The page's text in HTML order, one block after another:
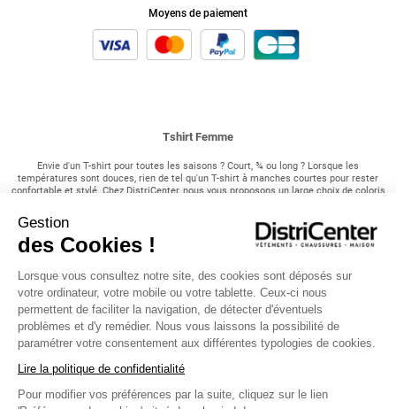
Gestion
des Cookies !
Lorsque vous consultez notre site, des cookies sont déposés sur
votre ordinateur, votre mobile ou votre tablette. Ceux-ci nous
permettent de faciliter la navigation, de détecter d'éventuels
problèmes et d'y remédier. Nous vous laissons la possibilité de
paramétrer votre consentement aux différentes typologies de cookies.
Lire la politique de confidentialité
Pour modifier vos préférences par la suite, cliquez sur le lien
Tshirt Femme
Envie d'un T-shirt pour toutes les saisons ? Court, ¾ ou long ? Lorsque les
températures sont douces, rien de tel qu'un T-shirt à manches courtes pour rester
confortable et stylé. Chez DistriCenter, nous vous proposons un large choix de coloris
envies ! Associé à un pantalon fluide ou un short, le T-shirt est l'option idéale pour
profiter pleinement du soleil et rester au frais pendant les journées estivales.
Pour les saisons intermédiaires, où les températures sont plus fraîches mais pas
encore hivernales, optez pour nos T-shirts à manches ¾. Disponibles dans un large
choix de motifs, de couleurs et de styles, ils ajoutent une touche de style à votre
tenue tout en vous offrant un peu plus de chaleur. Parfaits pour les journées
automnales ou les soirées fraîches d'été, ces T-shirts sont polyvalents et faciles à
assortir avec différents vêtements. Enfin, lorsque l'hiver s'installe et que le froid se
Porté sous un manteau pour vos sorties en extérieur ou sous un pull confortable pour
de votre garde-robe hivernale ! Avec notre sélection variée de modèles, vous trouverez
Moyens de paiement